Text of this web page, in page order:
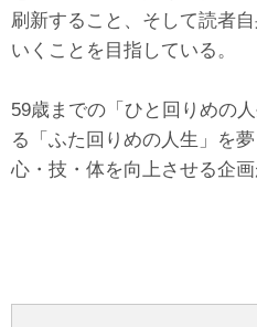
刷新すること、そして読者
いくことを目指している。
59歳までの「ひと回りめの
る「ふた回りめの人生」を
心・技・体を向上させる企